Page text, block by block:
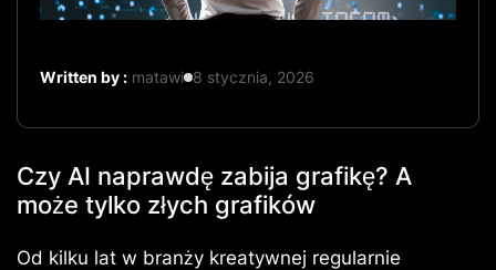
Written by : matawi 8 stycznia, 2026
Czy AI naprawdę zabija grafikę? A
może tylko złych grafików
Od kilku lat w branży kreatywnej regularnie